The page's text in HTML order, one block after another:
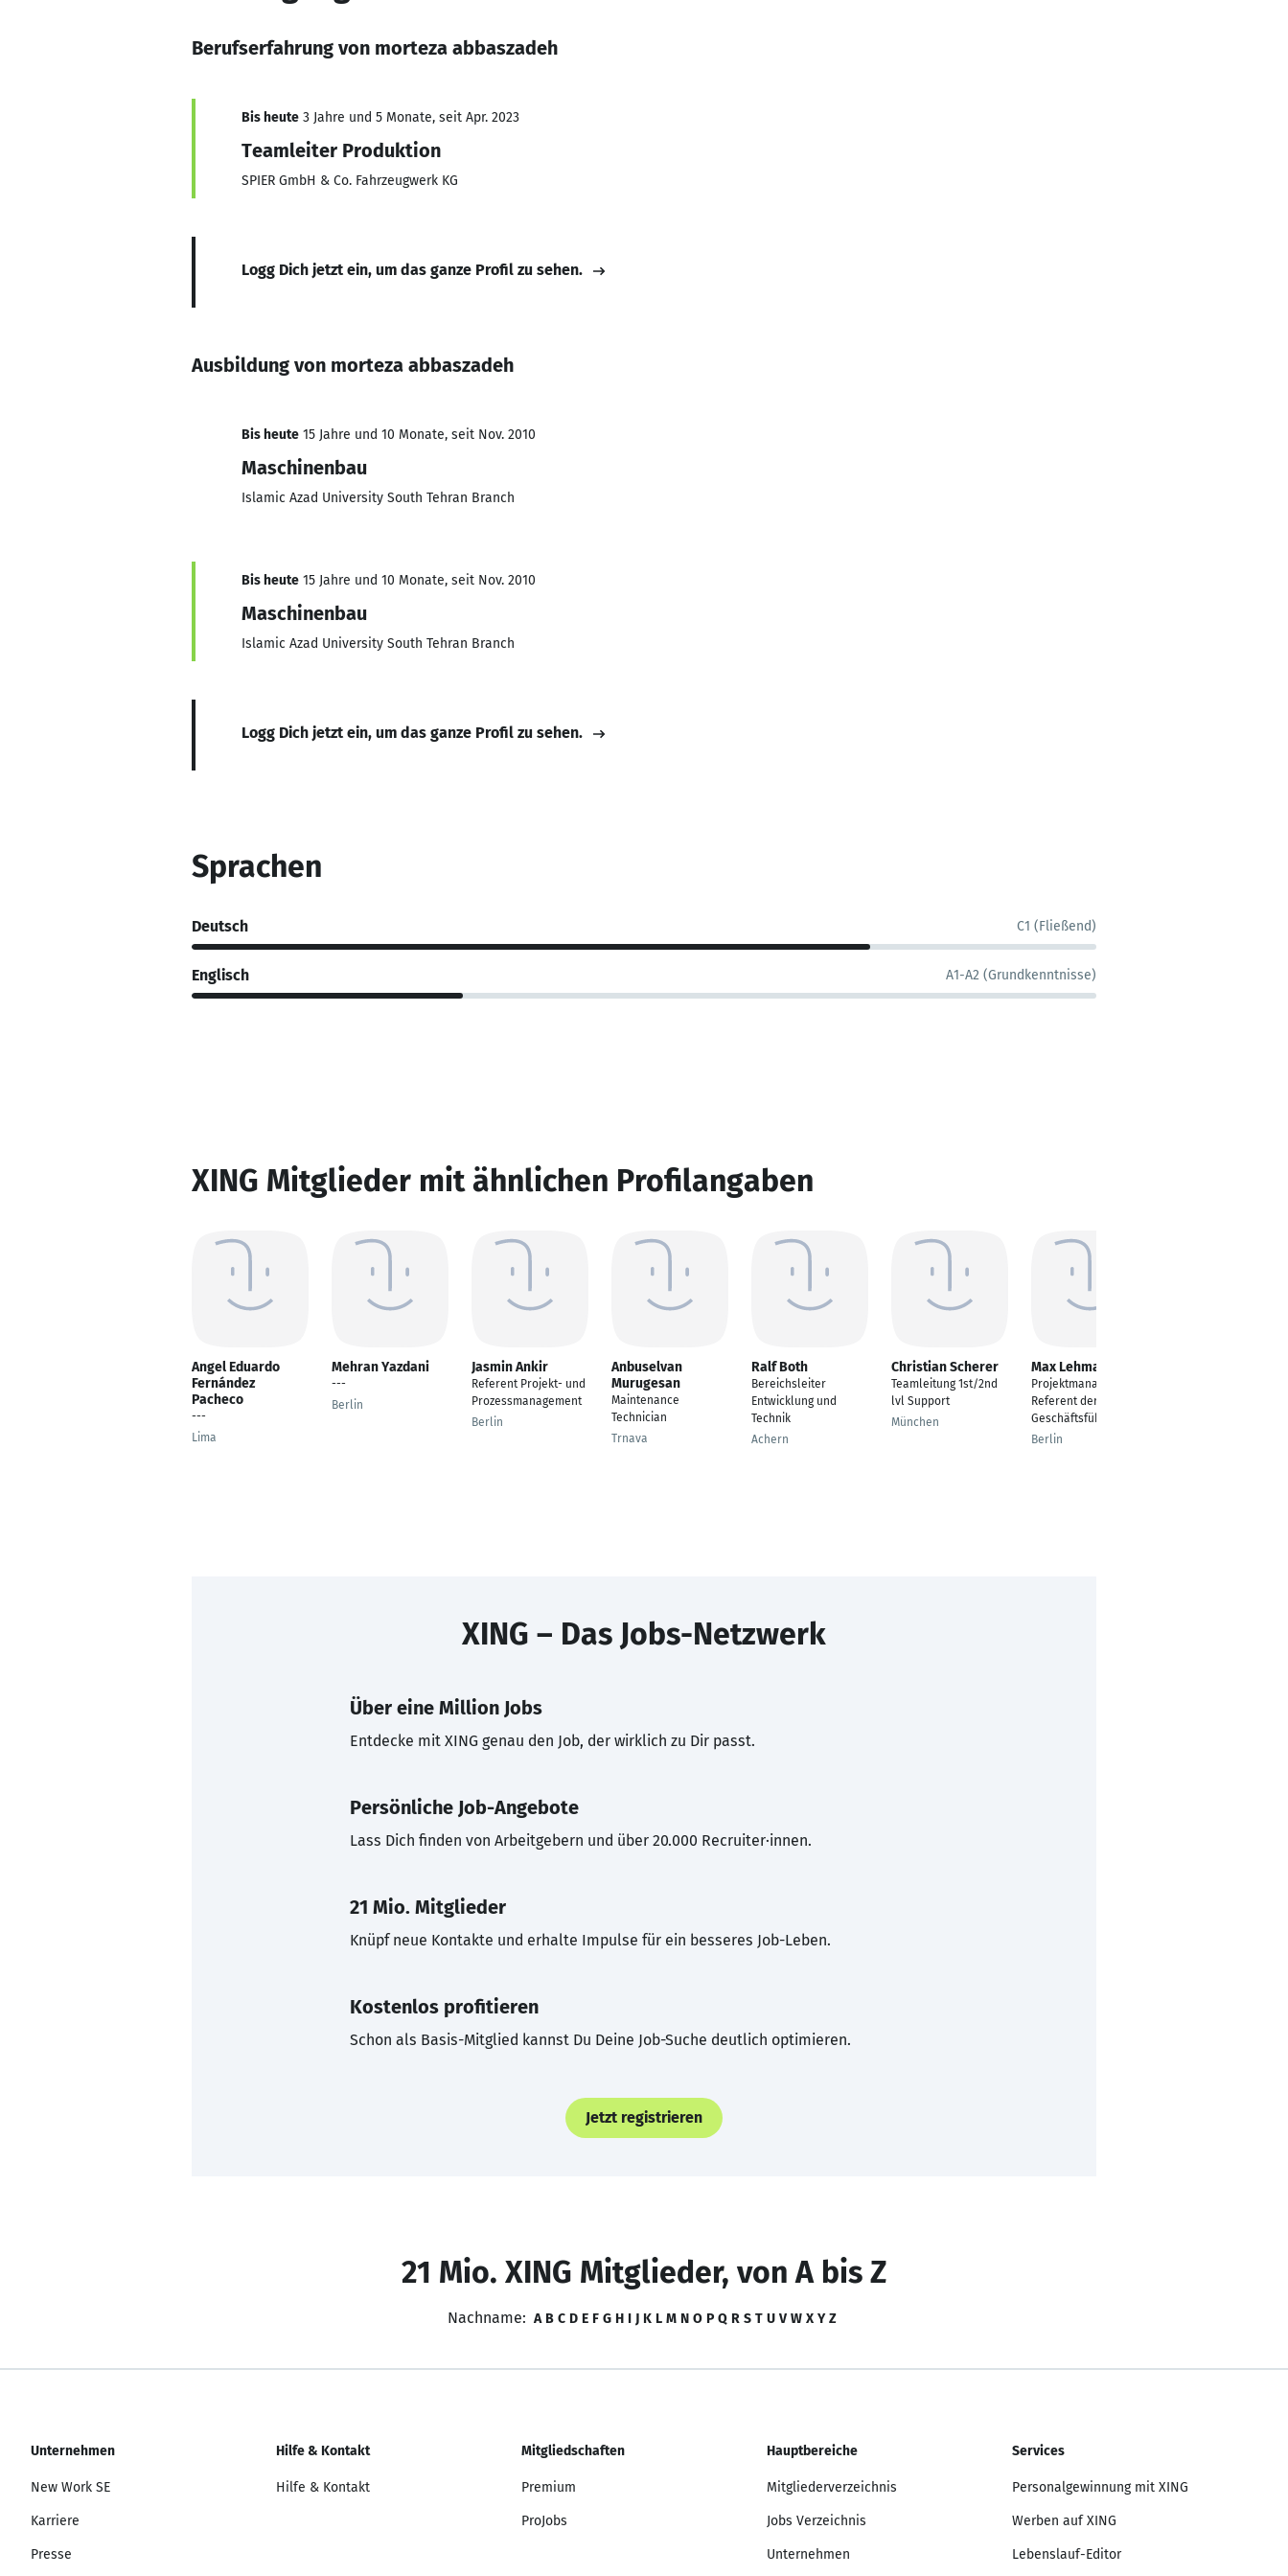
Berufserfahrung von morteza abbaszadeh
Bis heute 3 Jahre und 5 Monate, seit Apr. 2023
Teamleiter Produktion
SPIER GmbH & Co. Fahrzeugwerk KG
Logg Dich jetzt ein, um das ganze Profil zu sehen.
Ausbildung von morteza abbaszadeh
Bis heute 15 Jahre und 10 Monate, seit Nov. 2010
Maschinenbau
Islamic Azad University South Tehran Branch
Bis heute 15 Jahre und 10 Monate, seit Nov. 2010
Maschinenbau
Islamic Azad University South Tehran Branch
Logg Dich jetzt ein, um das ganze Profil zu sehen.
Sprachen
Deutsch C1 (Fließend)
Englisch A1-A2 (Grundkenntnisse)
XING Mitglieder mit ähnlichen Profilangaben
Angel Eduardo
Fernández
Pacheco
---
Lima
Mehran Yazdani
---
Berlin
Jasmin Ankir
Referent Projekt- und
Prozessmanagement
Berlin
Anbuselvan
Murugesan
Maintenance
Technician
Trnava
Ralf Both
Bereichsleiter
Entwicklung und
Technik
Achern
Christian Scherer
Teamleitung 1st/2nd
lvl Support
München
Max Lehmann
Projektmanager |
Referent der
Geschäftsführung |
Berlin
XING – Das Jobs-Netzwerk
Über eine Million Jobs
Entdecke mit XING genau den Job, der wirklich zu Dir passt.
Persönliche Job-Angebote
Lass Dich finden von Arbeitgebern und über 20.000 Recruiter·innen.
21 Mio. Mitglieder
Knüpf neue Kontakte und erhalte Impulse für ein besseres Job-Leben.
Kostenlos profitieren
Schon als Basis-Mitglied kannst Du Deine Job-Suche deutlich optimieren.
Jetzt registrieren
21 Mio. XING Mitglieder, von A bis Z
Nachname: A B C D E F G H I J K L M N O P Q R S T U V W X Y Z
Unternehmen
New Work SE
Karriere
Presse
Hilfe & Kontakt
Hilfe & Kontakt
Mitgliedschaften
Premium
ProJobs
Hauptbereiche
Mitgliederverzeichnis
Jobs Verzeichnis
Unternehmen
Services
Personalgewinnung mit XING
Werben auf XING
Lebenslauf-Editor